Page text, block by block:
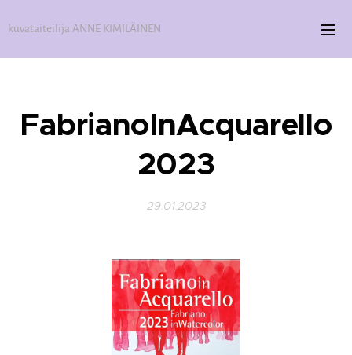
kuvataiteilija ANNE KIMILÄINEN
FabrianoInAcquarello
2023
29.01.2023